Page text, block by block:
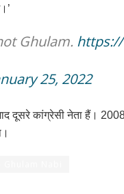
Ghulam. https://
25, 2022
कांग्रेसी नेता हैं। 2008